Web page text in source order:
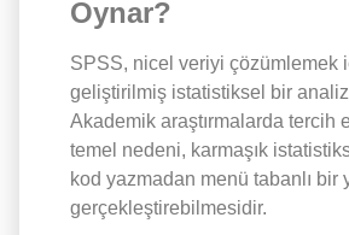
Oynar?
SPSS, nicel veriyi çözümlemek
geliştirilmiş istatistiksel bir analiz
Akademik araştırmalarda tercih
temel nedeni, karmaşık
kod yazmadan menü tabanlı bir
gerçekleştirebilmesidir.